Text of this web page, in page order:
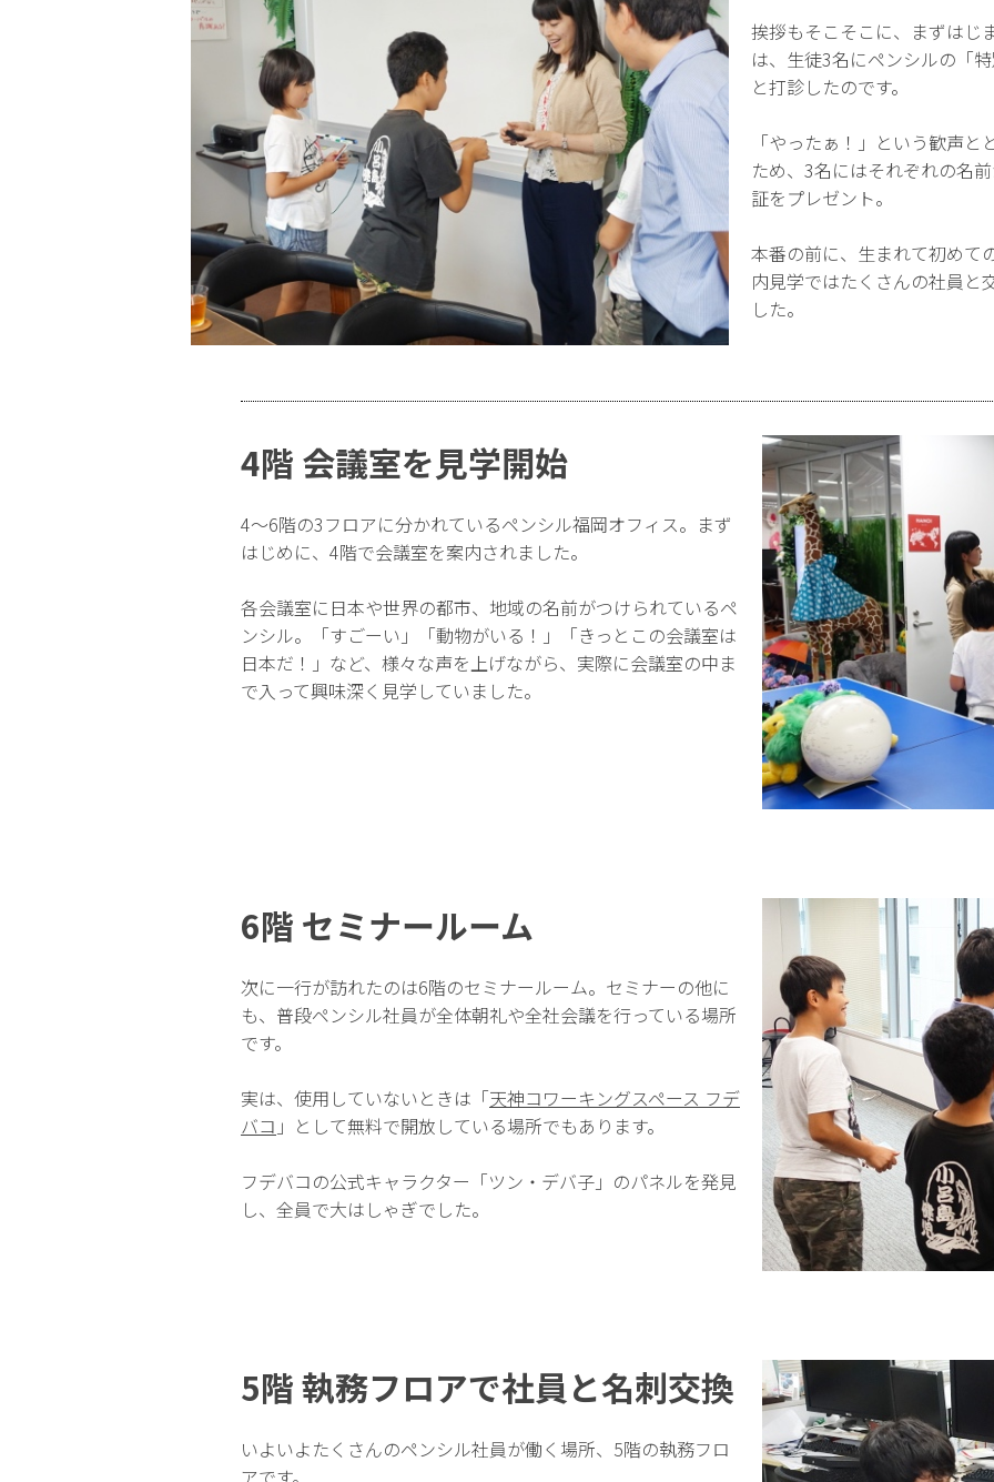
挨拶もそこそこに、まずはじ
は、生徒3名にペンシルの「
と打診したのです。
「やったぁ！」という歓声
ため、3名にはそれぞれの名
証をプレゼント。
本番の前に、生まれて初めて
内見学ではたくさんの社員と
した。
4階 会議室を見学開始
4〜6階の3フロアに分かれているペンシル福岡オフィス。まず
はじめに、4階で会議室を案内されました。
各会議室に日本や世界の都市、地域の名前がつけられているペ
ンシル。「すごーい」「動物がいる！」「きっとこの会議室は
日本だ！」など、様々な声を上げながら、実際に会議室の中ま
で入って興味深く見学していました。
6階 セミナールーム
次に一行が訪れたのは6階のセミナールーム。セミナーの他に
も、普段ペンシル社員が全体朝礼や全社会議を行っている場所
です。
実は、使用していないときは「天神コワーキングスペース フデ
バコ 」として無料で開放している場所でもあります。
フデバコの公式キャラクター「ツン・デバ子」のパネルを発見
し、全員で大はしゃぎでした。
5階 執務フロアで社員と名刺交換
いよいよたくさんのペンシル社員が働く場所、5階の執務フロ
アです。